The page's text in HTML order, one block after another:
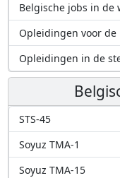
Belgische jobs in de
Opleidingen voor
Opleidingen in de
STS-45
Soyuz TMA-1
Soyuz TMA-15